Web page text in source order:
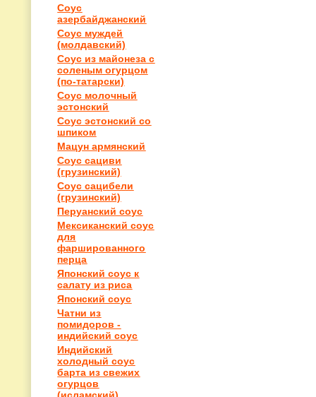
Соус
азербайджанский
Соус муждей
(молдавский)
Соус из майонеза с
соленым огурцом
(по-татарски)
Соус молочный
эстонский
Соус эстонский со
шпиком
Мацун армянский
Соус сациви
(грузинский)
Соус сацибели
(грузинский)
Перуанский соус
Мексиканский соус
для
фаршированного
перца
Японский соус к
салату из риса
Японский соус
Чатни из
помидоров -
индийский соус
Индийский
холодный соус
барта из свежих
огурцов